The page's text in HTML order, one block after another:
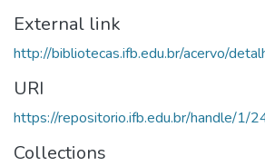
External link
http://bibliotecas.ifb.edu.br/acervo/
URI
https://repositorio.ifb.edu.br/handle/1/
Collections